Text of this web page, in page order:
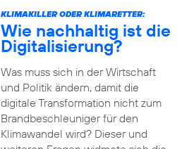
KLIMAKILLER ODER KLIMARETTER:
Wie nachhaltig ist die
Digitalisierung?
Was muss sich in der Wirtschaft
und Politik ändern, damit die
digitale Transformation nicht zum
Brandbeschleuniger für den
Klimawandel wird? Dieser und